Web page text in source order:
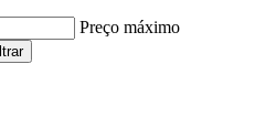
Preço máximo